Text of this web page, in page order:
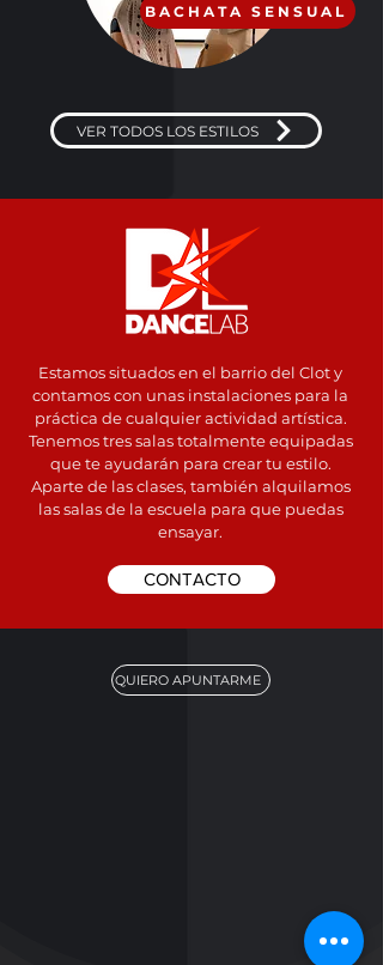
en Barcelona
BACHATA SENSUAL
VER TODOS LOS ESTILOS
Estamos situados en el barrio del Clot y
contamos con unas instalaciones para la
práctica de cualquier actividad artística.
Tenemos tres salas totalmente equipadas
que te ayudarán para crear tu estilo.
Aparte de las clases, también alquilamos
las salas de la escuela para que puedas
ensayar.
CONTACTO
QUIERO APUNTARME